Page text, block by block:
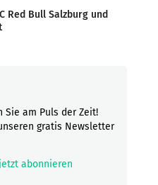
Red Bull Salzburg und
Sie am Puls der Zeit!
gratis Newsletter
abonnieren